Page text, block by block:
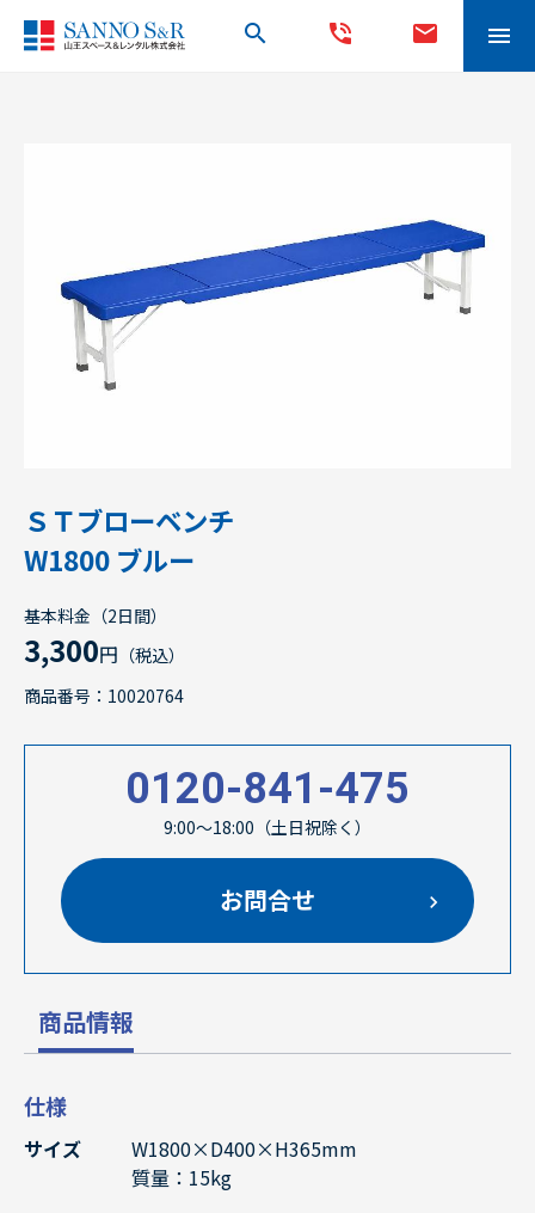
search phone_in_talk mail menu
ＳＴブローベンチ
W1800 ブルー
基本料金（2日間）
3,300円 （税込）
商品番号：10020764
0120-841-475
9:00～18:00（土日祝除く）
お問合せ
商品情報
仕様
サイズ
W1800×D400×H365mm
質量：15kg